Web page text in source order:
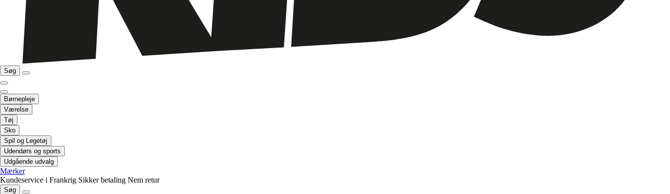
Søg
Børnepleje
Værelse
Tøj
Sko
Spil og Legetøj
Udendørs og sports
Udgående udvalg
Mærker
Kundeservice i Frankrig Sikker betaling Nem retur
Søg